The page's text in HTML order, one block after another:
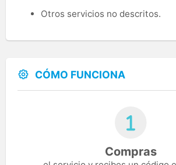
Otros servicios no descritos.
CÓMO FUNCIONA
Compras